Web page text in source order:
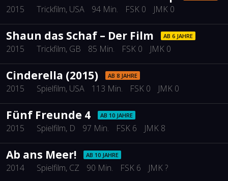
2015 Trickfilm, USA 94 Min. FSK 0 JMK 0
Shaun das Schaf – Der Film AB 6 JAHRE
2015 Trickfilm, GB 85 Min. FSK 0 JMK 0
Cinderella (2015) AB 8 JAHRE
2015 Spielfilm, USA 113 Min. FSK 0 JMK 0
Fünf Freunde 4 AB 10 JAHRE
2015 Spielfilm, D 97 Min. FSK 6 JMK 8
Ab ans Meer! AB 10 JAHRE
2014 Spielfilm, CZ 90 Min. FSK 6 JMK ?